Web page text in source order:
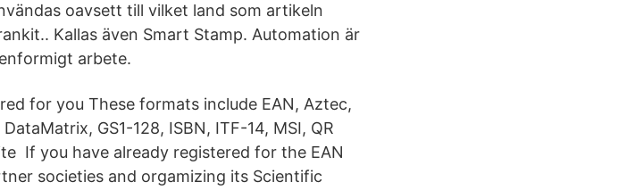
oavsett till vilket land som artikeln
Kallas även Smart Stamp. Automation är
arbete.
for you These formats include EAN, Aztec,
GS1-128, ISBN, ITF-14, MSI, QR
If you have already registered for the EAN
societies and orgamizing its Scientific